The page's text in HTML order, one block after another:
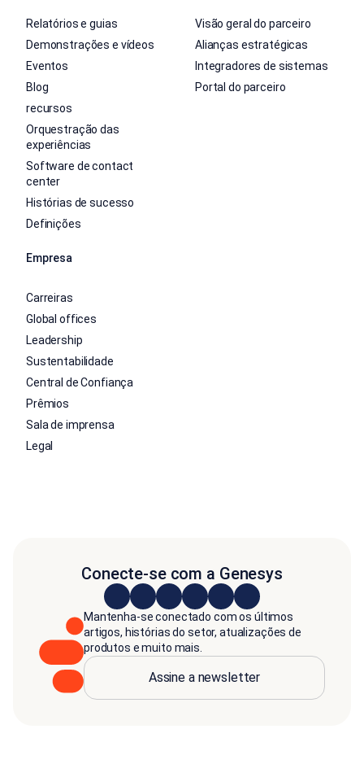
Relatórios e guias
Demonstrações e vídeos
Eventos
Blog
recursos
Orquestração das
experiências
Software de contact
center
Histórias de sucesso
Definições
Visão geral do parceiro
Alianças estratégicas
Integradores de sistemas
Portal do parceiro
Empresa
Carreiras
Global offices
Leadership
Sustentabilidade
Central de Confiança
Prêmios
Sala de imprensa
Legal
Conecte-se com a Genesys
Mantenha-se conectado com os últimos
artigos, histórias do setor, atualizações de
produtos e muito mais.
Assine a newsletter